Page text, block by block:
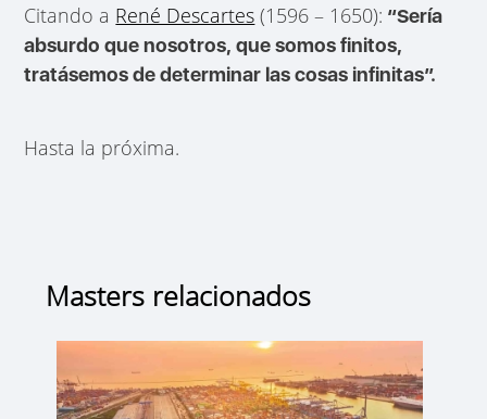
Citando a René Descartes (1596 – 1650): “Sería
absurdo que nosotros, que somos finitos,
tratásemos de determinar las cosas infinitas”.
Hasta la próxima.
Masters relacionados